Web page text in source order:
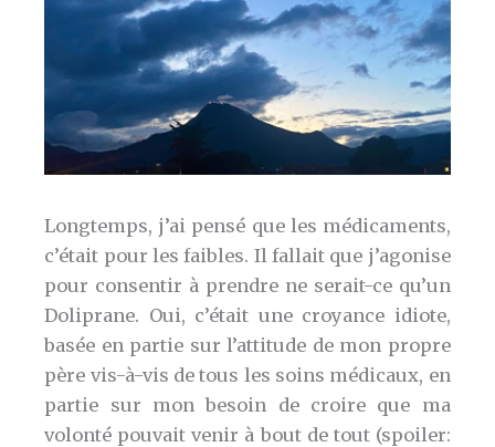
Longtemps, j’ai pensé que les médicaments,
c’était pour les faibles. Il fallait que j’agonise
pour consentir à prendre ne serait-ce qu’un
Doliprane. Oui, c’était une croyance idiote,
basée en partie sur l’attitude de mon propre
père vis-à-vis de tous les soins médicaux, en
partie sur mon besoin de croire que ma
volonté pouvait venir à bout de tout (spoiler: